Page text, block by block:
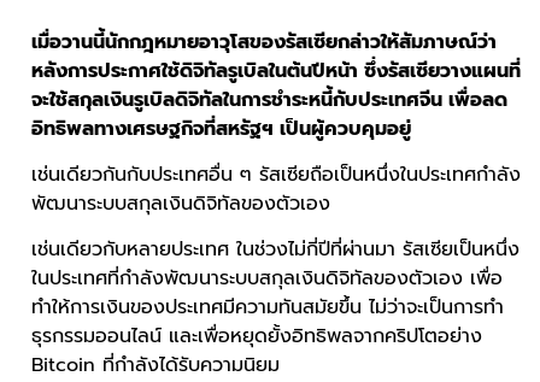
เมื่อวานนี้นักกฎหมายอาวุโสของรัสเซียกล่าวให้สัมภาษณ์ว่า
หลังการประกาศใช้ดิจิทัลรูเบิลในต้นปีหน้า ซึ่งรัสเซียวางแผนที่
จะใช้สกุลเงินรูเบิลดิจิทัลในการชำระหนี้กับประเทศจีน เพื่อลด
อิทธิพลทางเศรษฐกิจที่สหรัฐฯ เป็นผู้ควบคุมอยู่
เช่นเดียวกันกับประเทศอื่น ๆ รัสเซียถือเป็นหนึ่งในประเทศกำลัง
พัฒนาระบบสกุลเงินดิจิทัลของตัวเอง
เช่นเดียวกับหลายประเทศ ในช่วงไม่กี่ปีที่ผ่านมา รัสเซียเป็นหนึ่ง
ในประเทศที่กำลังพัฒนาระบบสกุลเงินดิจิทัลของตัวเอง เพื่อ
ทำให้การเงินของประเทศมีความทันสมัยขึ้น ไม่ว่าจะเป็นการทำ
ธุรกรรมออนไลน์ และเพื่อหยุดยั้งอิทธิพลจากคริปโตอย่าง
Bitcoin ที่กำลังได้รับความนิยม